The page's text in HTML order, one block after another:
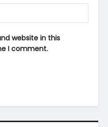
website in this
I comment.